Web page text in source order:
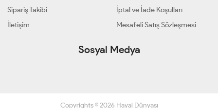
Sipariş Takibi
İletişim
İptal ve İade Koşulları
Mesafeli Satış Sözleşmesi
Sosyal Medya
Copyrights © 2026 Hayal Dünyası